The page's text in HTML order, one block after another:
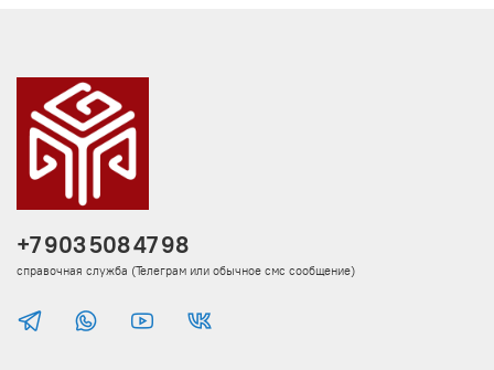
+7 903 508 47 98
справочная служба (Телеграм или обычное смс сообщение)